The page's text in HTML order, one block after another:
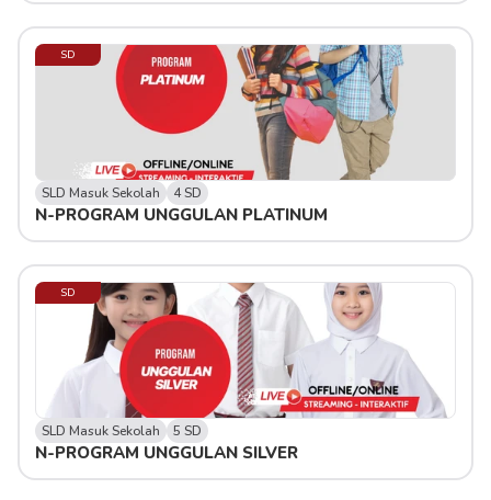
SD
SLD Masuk Sekolah 4 SD
N-PROGRAM UNGGULAN PLATINUM
SD
SLD Masuk Sekolah 5 SD
N-PROGRAM UNGGULAN SILVER